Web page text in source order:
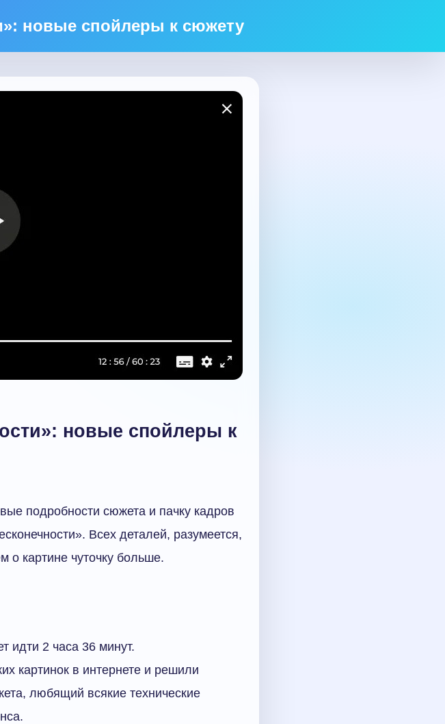
новые спойлеры к сюжету
новые спойлеры к
подробности сюжета и пачку кадров
Всех деталей, разумеется,
о картине чуточку больше.
идти 2 часа 36 минут.
картинок в интернете и решили
любящий всякие технические